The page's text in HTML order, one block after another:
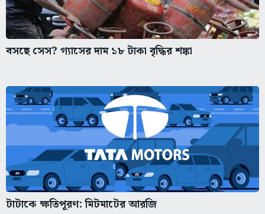
বসছে সেস? গ্যাসের দাম ১৮ টাকা বৃদ্ধির শঙ্কা
টাটাকে ক্ষতিপূরণ: মিটমাটের আরজি